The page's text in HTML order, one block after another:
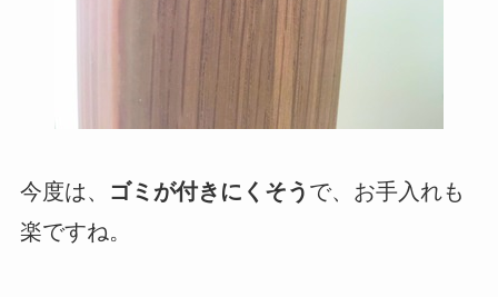
今度は、 ゴミが付きにくそう で、お手入れも
楽ですね。